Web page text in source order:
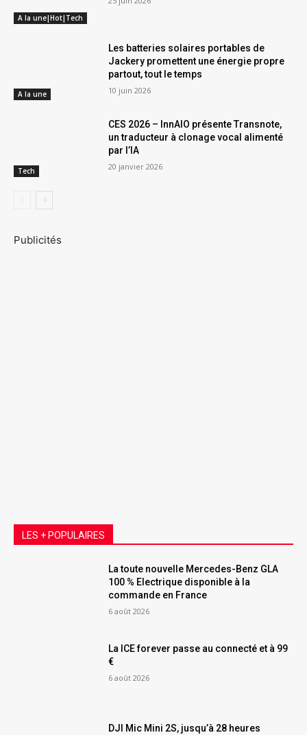
A la une|Hot|Tech
A la une
Les batteries solaires portables de
Jackery promettent une énergie propre
partout, tout le temps
10 juin 2026
Tech
CES 2026 – InnAIO présente Transnote,
un traducteur à clonage vocal alimenté
par l’IA
20 janvier 2026
Publicités
LES + POPULAIRES
La toute nouvelle Mercedes-Benz GLA
100 % Electrique disponible à la
commande en France
6 août 2026
La ICE forever passe au connecté et à 99
€
6 août 2026
DJI Mic Mini 2S, jusqu’à 28 heures